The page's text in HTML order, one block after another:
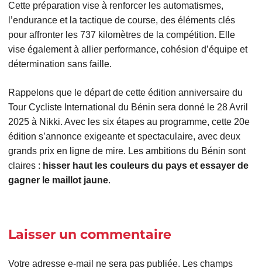
Cette préparation vise à renforcer les automatismes,
l’endurance et la tactique de course, des éléments clés
pour affronter les 737 kilomètres de la compétition. Elle
vise également à allier performance, cohésion d’équipe et
détermination sans faille.
Rappelons que le départ de cette édition anniversaire du
Tour Cycliste International du Bénin sera donné le 28 Avril
2025 à Nikki. Avec les six étapes au programme, cette 20e
édition s’annonce exigeante et spectaculaire, avec deux
grands prix en ligne de mire. Les ambitions du Bénin sont
claires : hisser haut les couleurs du pays et essayer de
gagner le maillot jaune.
Laisser un commentaire
Votre adresse e-mail ne sera pas publiée. Les champs